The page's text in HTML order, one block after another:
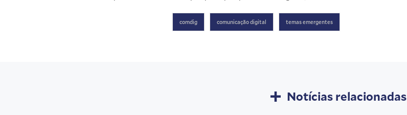
comdig comunicação digital temas emergentes
Notícias relacionadas